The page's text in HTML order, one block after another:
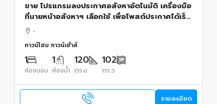
ขาย โปรแกรมลงประกาศอสังหาอัตโนมัติ เครื่องมือ
ที่นายหน้าอสังหาฯ เลือกใช้ เพื่อโพสต์ประกาศได้เร็ว
ขึ้น -
ทาวน์โฮม ทาวน์เฮ้าส์
1
ห้องนอน
1
ห้องน้ำ
120
ตร.ม.
102
ตร.ว.
รายละเอียด